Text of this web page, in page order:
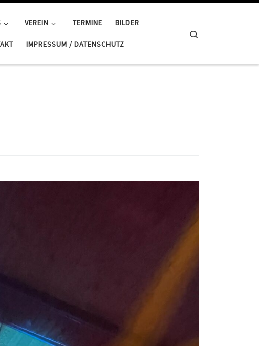
VEREIN TERMINE BILDER
IMPRESSUM / DATENSCHUTZ